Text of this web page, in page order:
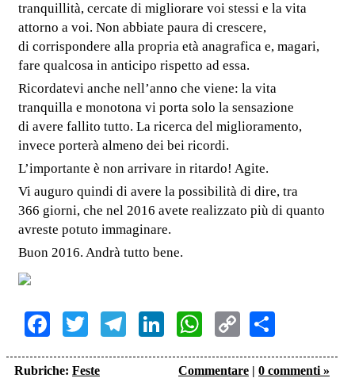
tranquillità, cercate di migliorare voi stessi e la vita
attorno a voi. Non abbiate paura di crescere,
di corrispondere alla propria età anagrafica e, magari,
fare qualcosa in anticipo rispetto ad essa.
Ricordatevi anche nell’anno che viene: la vita
tranquilla e monotona vi porta solo la sensazione
di avere fallito tutto. La ricerca del miglioramento,
invece porterà almeno dei bei ricordi.
L’importante è non arrivare in ritardo! Agite.
Vi auguro quindi di avere la possibilità di dire, tra
366 giorni, che nel 2016 avete realizzato più di quanto
avreste potuto immaginare.
Buon 2016. Andrà tutto bene.
Facebook
TwitterTelegram
LinkedInWhatsApp
Copy
Link
Rubriche: Feste
Commentare | 0 commenti »